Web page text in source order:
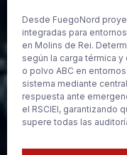
Desde FuegoNord
integradas para
en Molins de Rei.
según la carga térmica
o polvo ABC en
sistema mediante
respuesta ante
el RSCIEI, garantizando
supere todas las